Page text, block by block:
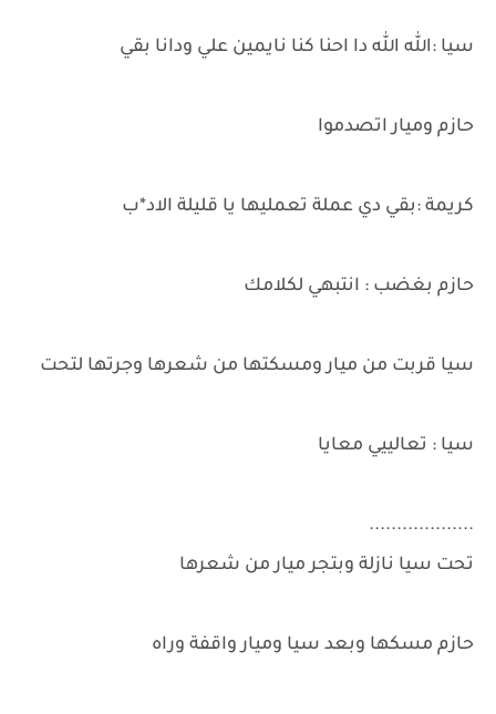
سيا :الله الله دا احنا كنا نايمين علي ودانا بقي
حازم وميار اتصدموا
كريمة :بقي دي عملة تعمليها يا قليلة الاد*ب
حازم بغضب : انتبهي لكلامك
سيا قربت من ميار ومسكتها من شعرها وجرتها لتحت
سيا : تعالييي معايا
...................
تحت سيا نازلة وبتجر ميار من شعرها
حازم مسكها وبعد سيا وميار واقفة وراه